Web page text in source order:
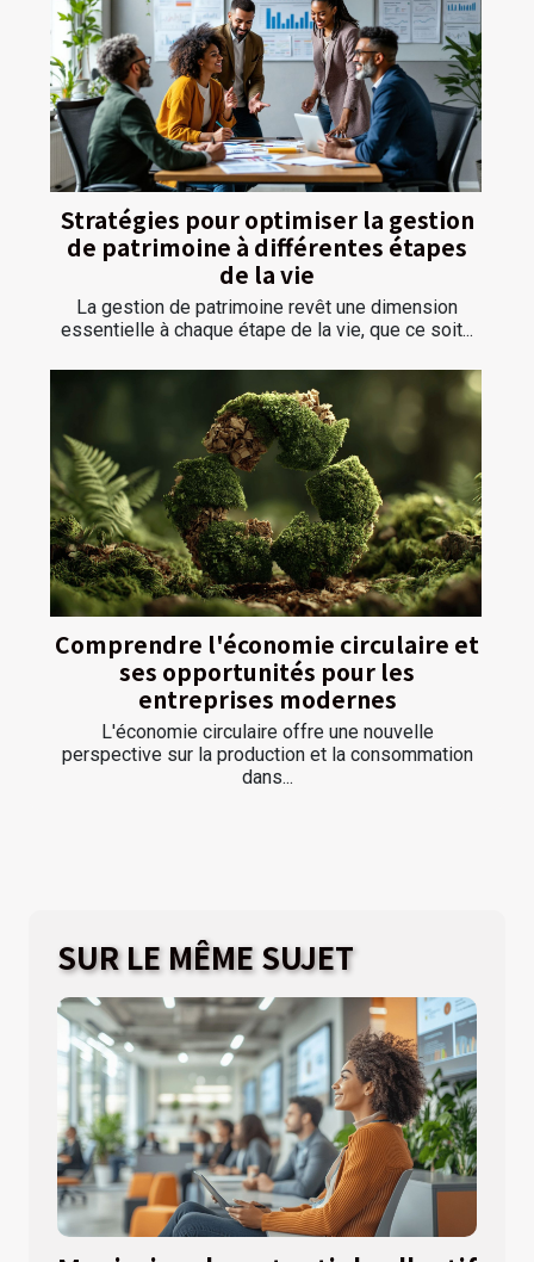
Stratégies pour optimiser la gestion
de patrimoine à différentes étapes
de la vie
La gestion de patrimoine revêt une dimension
essentielle à chaque étape de la vie, que ce soit...
Comprendre l'économie circulaire et
ses opportunités pour les
entreprises modernes
L'économie circulaire offre une nouvelle
perspective sur la production et la consommation
dans...
SUR LE MÊME SUJET